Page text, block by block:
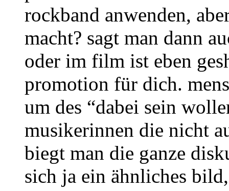
rockband anwenden,
macht? sagt man dann
oder im film ist eben
promotion für dich.
um des “dabei sein
musikerinnen die nicht
biegt man die ganze
sich ja ein ähnliches